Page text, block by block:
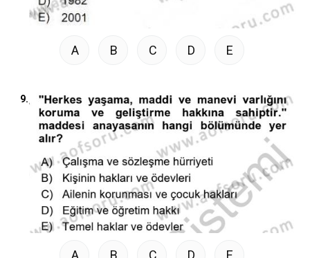
A B C D E
9.
A B C D E